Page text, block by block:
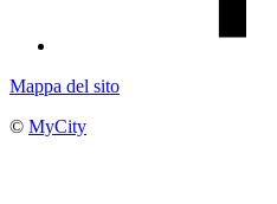
Mappa del sito
© MyCity